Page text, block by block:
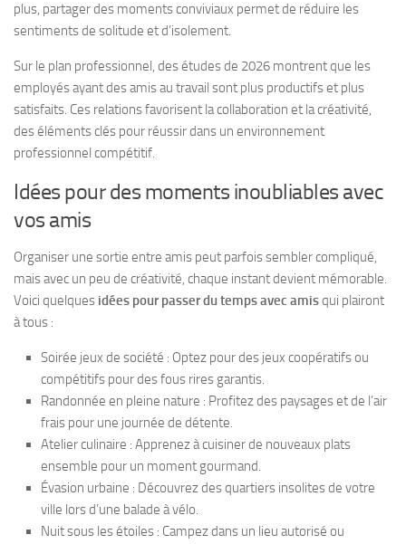
plus, partager des moments conviviaux permet de réduire les
sentiments de solitude et d’isolement.
Sur le plan professionnel, des études de 2026 montrent que les
employés ayant des amis au travail sont plus productifs et plus
satisfaits. Ces relations favorisent la collaboration et la créativité,
des éléments clés pour réussir dans un environnement
professionnel compétitif.
Idées pour des moments inoubliables avec
vos amis
Organiser une sortie entre amis peut parfois sembler compliqué,
mais avec un peu de créativité, chaque instant devient mémorable.
Voici quelques idées pour passer du temps avec amisqui plairont
à tous :
Soirée jeux de société : Optez pour des jeux coopératifs ou
compétitifs pour des fous rires garantis.
Randonnée en pleine nature : Profitez des paysages et de l’air
frais pour une journée de détente.
Atelier culinaire : Apprenez à cuisiner de nouveaux plats
ensemble pour un moment gourmand.
Évasion urbaine : Découvrez des quartiers insolites de votre
ville lors d’une balade à vélo.
Nuit sous les étoiles : Campez dans un lieu autorisé ou